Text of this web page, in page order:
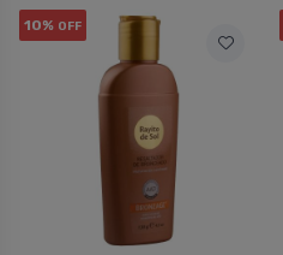
10% OFF